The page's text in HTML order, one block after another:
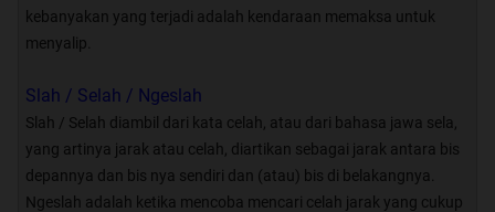
Spoilerfor
Sebelumnya,
kebanyakan yang terjadi adalah kendaraan memaksa untuk
menyalip.
Slah / Selah / Ngeslah
Slah / Selah diambil dari kata celah, atau dari bahasa jawa sela,
yang artinya jarak atau celah, diartikan sebagai jarak antara bis
depannya dan bis nya sendiri dan (atau) bis di belakangnya.
Ngeslah adalah ketika mencoba mencari celah jarak yang cukup